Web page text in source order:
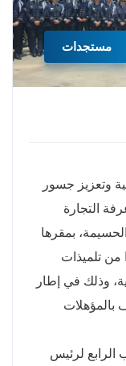
مستجدات
وتعزيز جسور
التجارة
بمقرها
08 ماي 2026، وفدا من تلميذات
وذلك في إطار
بالمؤهلات
الرابع لرئيس